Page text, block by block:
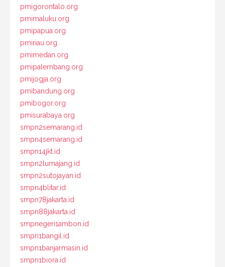
pmigorontalo.org
pmimaluku.org
pmipapua.org
pmiriau.org
pmimedan.org
pmipalembang.org
pmijogja.org
pmibandung.org
pmibogor.org
pmisurabaya.org
smpn2semarang.id
smpn4semarang.id
smpn14jkt.id
smpn2lumajang.id
smpn2sutojayan.id
smpn4blitar.id
smpn78jakarta.id
smpn88jakarta.id
smpnegeri1ambon.id
smpn1bangil.id
smpn1banjarmasin.id
smpn1biora.id